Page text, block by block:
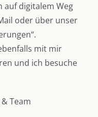
auf digitalem Weg
oder über unser
mit mir
und ich besuche
Team